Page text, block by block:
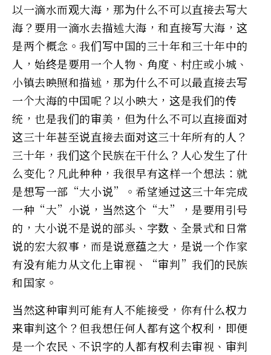
以一滴水而观大海，那为什么不可以直接去写大
海？要用一滴水去描述大海，和直接写大海，这
是两个概念。我们写中国的三十年和三十年中的
人，始终是要用一个人物、角度、村庄或小城、
小镇去映照和描述，那为什么不可以最直接去写
一个大海的中国呢？以小映大，这是我们的传
统，也是我们的审美，但为什么不可以直接面对
这三十年甚至说直接去面对这三十年所有的人？
三十年，我们这个民族在干什么？人心发生了什
么变化？凡此种种，我很早有这样一个想法：就
是想写一部“大小说”。希望通过这三十年完成
一种“大”小说，当然这个“大”，是要用引号
的，大小说不是说的部头、字数、全景式和日常
说的宏大叙事，而是说意蕴之大，是说一个作家
有没有能力从文化上审视、“审判”我们的民族
和国家。
当然这种审判可能有人不能接受，你有什么权力
来审判这个？但我想任何人都有这个权利，即便
是一个农民、不识字的人都有权利去审视、审判